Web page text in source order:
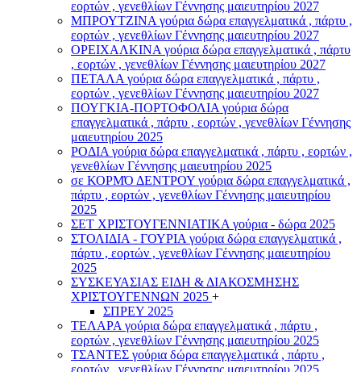
εορτών , γενεθλίων Γέννησης μαιευτηρίου 2027
ΜΠΡΟΥΤΖΙΝΑ γούρια δώρα επαγγελματικά , πάρτυ ,
εορτών , γενεθλίων Γέννησης μαιευτηρίου 2027
ΟΡΕΙΧΑΛΚΙΝΑ γούρια δώρα επαγγελματικά , πάρτυ
, εορτών , γενεθλίων Γέννησης μαιευτηρίου 2027
ΠΕΤΑΛΑ γούρια δώρα επαγγελματικά , πάρτυ ,
εορτών , γενεθλίων Γέννησης μαιευτηρίου 2027
ΠΟΥΓΚΙΑ-ΠΟΡΤΟΦΟΛΙΑ γούρια δώρα
επαγγελματικά , πάρτυ , εορτών , γενεθλίων Γέννησης
μαιευτηρίου 2025
ΡΟΔΙΑ γούρια δώρα επαγγελματικά , πάρτυ , εορτών ,
γενεθλίων Γέννησης μαιευτηρίου 2025
σε ΚΟΡΜΌ ΔΕΝΤΡΟΥ γούρια δώρα επαγγελματικά ,
πάρτυ , εορτών , γενεθλίων Γέννησης μαιευτηρίου
2025
ΣΕΤ ΧΡΙΣΤΟΥΓΕΝΝΙΑΤΙΚΑ γούρια - δώρα 2025
ΣΤΟΛΙΔΙΑ - ΓΟΥΡΙΑ γούρια δώρα επαγγελματικά ,
πάρτυ , εορτών , γενεθλίων Γέννησης μαιευτηρίου
2025
ΣΥΣΚΕΥΑΣΙΑΣ ΕΙΔΗ & ΔΙΑΚΟΣΜΗΣΗΣ
ΧΡΙΣΤΟΥΓΕΝΝΩΝ 2025 +
ΣΠΡΕΥ 2025
ΤΕΛΑΡΑ γούρια δώρα επαγγελματικά , πάρτυ ,
εορτών , γενεθλίων Γέννησης μαιευτηρίου 2025
ΤΣΑΝΤΕΣ γούρια δώρα επαγγελματικά , πάρτυ ,
εορτών , γενεθλίων Γέννησης μαιευτηρίου 2025